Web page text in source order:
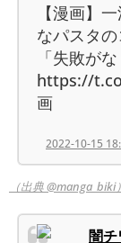
【漫画】
なパスタ
「失敗が
https://
画
2022-10-15
（出典 @manga_biki）
闇チ